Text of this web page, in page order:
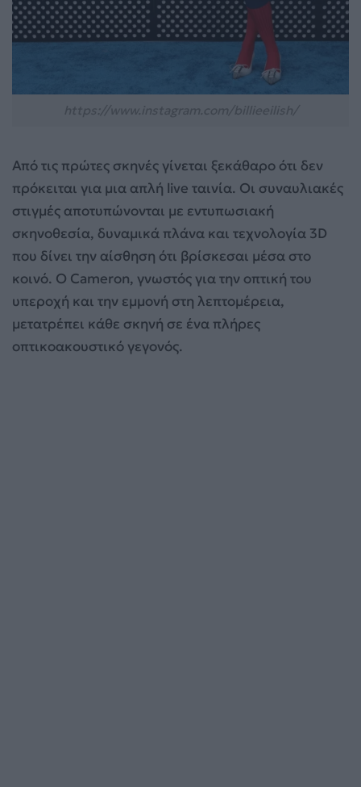
Από τις πρώτες σκηνές γίνεται ξεκάθαρο ότι δεν
πρόκειται για μια απλή live ταινία. Οι συναυλιακές
στιγμές αποτυπώνονται με εντυπωσιακή
σκηνοθεσία, δυναμικά πλάνα και τεχνολογία 3D
που δίνει την αίσθηση ότι βρίσκεσαι μέσα στο
κοινό. Ο Cameron, γνωστός για την οπτική του
υπεροχή και την εμμονή στη λεπτομέρεια,
μετατρέπει κάθε σκηνή σε ένα πλήρες
οπτικοακουστικό γεγονός.